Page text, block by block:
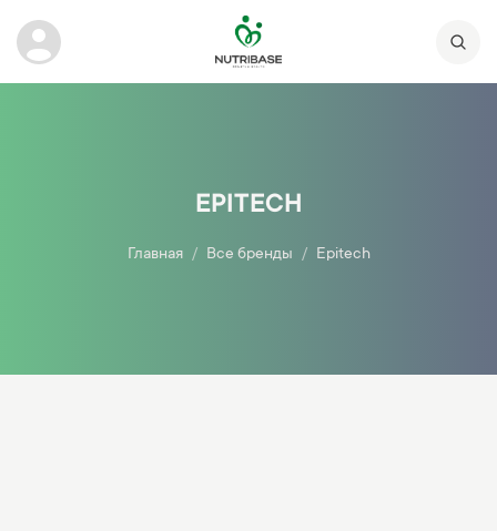
EPITECH
Главная Все бренды Epitech